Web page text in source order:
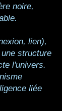
noire,
lien),
structure
l'univers.
liée